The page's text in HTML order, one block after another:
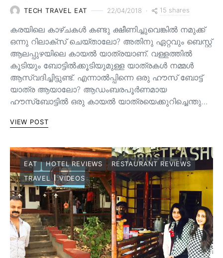
TECH TRAVEL EAT 22/04/2018 15 shares
കരയിലെ കാഴ്ചകള്‍ കണ്ടു ക്ഷീണിച്ചുവെങ്കില്‍ നമുക്ക്
ഒന്നു റിലാക്സ് ചെയ്താലോ? അതിനു ഏറ്റവും ബെസ്റ്റ്
ആലപ്പുഴയിലെ കായല്‍ യാത്രയാണ്. വള്ളത്തില്‍
കൂടിയും ബോട്ടില്‍ക്കൂടിയുമുള്ള യാത്രകള്‍ നമ്മള്‍
ആസ്വദിച്ചിട്ടുണ്ട്. എന്നാല്‍പ്പിന്നെ ഒരു ഹൗസ് ബോട്ട്
യാത്ര ആയാലോ? ആഡംബരപൂര്‍ണമായ
ഹൗസ്‌ബോട്ടില്‍ ഒരു കായല്‍ യാത്രയെക്കുറിച്ചെന്തു…
VIEW POST
EAT HOTEL REVIEWS
RESTAURANT REVIEWS
TRAVEL
VIDEOS